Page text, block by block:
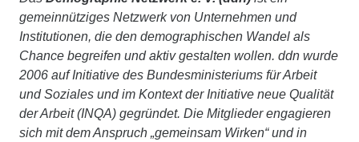
gemeinnütziges Netzwerk von Unternehmen und
Institutionen, die den demographischen Wandel als
Chance begreifen und aktiv gestalten wollen. ddn wurde
2006 auf Initiative des Bundesministeriums für Arbeit
und Soziales und im Kontext der Initiative neue Qualität
der Arbeit (INQA) gegründet. Die Mitglieder engagieren
sich mit dem Anspruch „gemeinsam Wirken“ und in